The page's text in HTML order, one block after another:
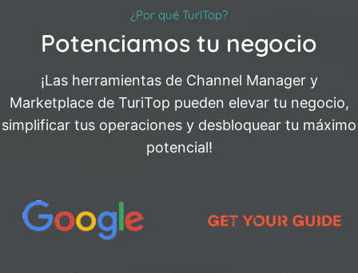
¿Por qué TuriTop?
Potenciamos tu negocio
¡Las herramientas de Channel Manager y
Marketplace de TuriTop pueden elevar tu negocio,
simplificar tus operaciones y desbloquear tu máximo
potencial!